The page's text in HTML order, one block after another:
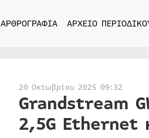
ΑΡΘΡΟΓΡΑΦΙΑ ΑΡΧΕΙΟ
20 Οκτωβρίου 2025 09:32
Grandstream
2,5G Ethernet